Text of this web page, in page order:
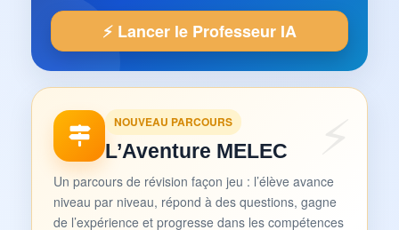
⚡ Lancer le Professeur IA
NOUVEAU PARCOURS
L’Aventure MELEC
Un parcours de révision façon jeu : l’élève avance
niveau par niveau, répond à des questions, gagne
de l’expérience et progresse dans les compétences